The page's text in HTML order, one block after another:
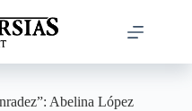
Abelina López